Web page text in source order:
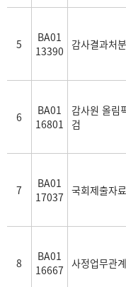
5
BA01
13390
감사결과처
6
BA01
16801
감사원 올림
검
7
BA01
17037 국회제출자료
8
BA01
16667 사정업무관